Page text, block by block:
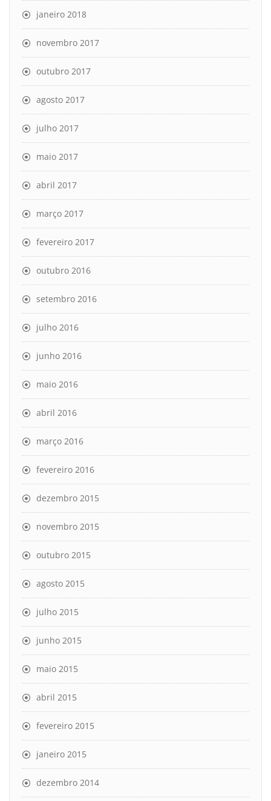
janeiro 2018
novembro 2017
outubro 2017
agosto 2017
julho 2017
maio 2017
abril 2017
março 2017
fevereiro 2017
outubro 2016
setembro 2016
julho 2016
junho 2016
maio 2016
abril 2016
março 2016
fevereiro 2016
dezembro 2015
novembro 2015
outubro 2015
agosto 2015
julho 2015
junho 2015
maio 2015
abril 2015
fevereiro 2015
janeiro 2015
dezembro 2014